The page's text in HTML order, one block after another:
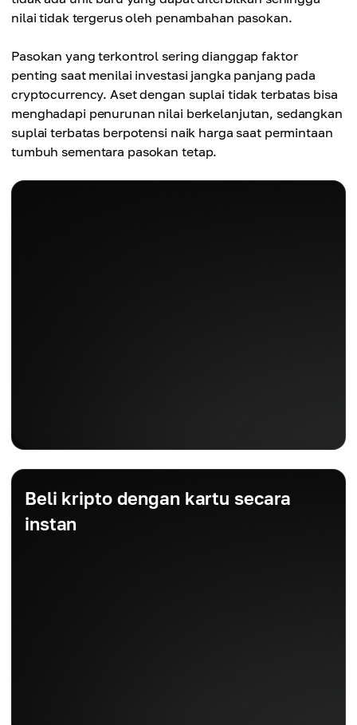
nilai tidak tergerus oleh penambahan pasokan.
Pasokan yang terkontrol sering dianggap faktor
penting saat menilai investasi jangka panjang pada
cryptocurrency. Aset dengan suplai tidak terbatas bisa
menghadapi penurunan nilai berkelanjutan, sedangkan
suplai terbatas berpotensi naik harga saat permintaan
tumbuh sementara pasokan tetap.
Beli kripto dengan kartu secara
instan